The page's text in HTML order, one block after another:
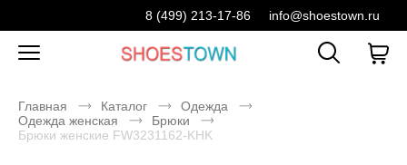
8 (499) 213-17-86 info@shoestown.ru
Главная Каталог
Одежда
Одежда женская
Брюки
Брюки женские FW3231162-KHK